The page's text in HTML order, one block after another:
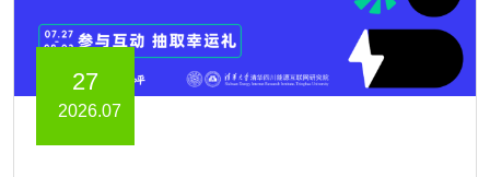
27
2026.07